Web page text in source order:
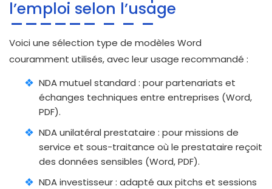
l’emploi selon l’usage
Voici une sélection type de modèles Word
couramment utilisés, avec leur usage recommandé :
NDA mutuel standard : pour partenariats et
échanges techniques entre entreprises (Word,
PDF).
NDA unilatéral prestataire : pour missions de
service et sous-traitance où le prestataire reçoit
des données sensibles (Word, PDF).
NDA investisseur : adapté aux pitchs et sessions